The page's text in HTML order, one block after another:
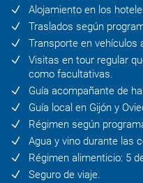
Alojamiento en los
Traslados según
Transporte en vehículos
Visitas en tour regular
como facultativas.
Guía acompañante de
Guía local en Gijón y
Régimen según
Agua y vino durante las
Régimen alimenticio: 5
Seguro de viaje.